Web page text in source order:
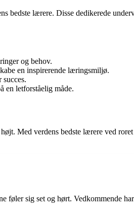
lærere. Disse dedikerede
og behov.
en inspirerende læringsmiljø.
en letforståelig måde.
Med verdens bedste lærere ved
sig set og hørt. Vedkommende